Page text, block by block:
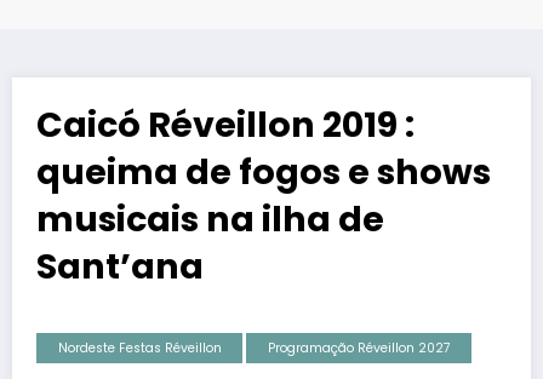
Caicó Réveillon 2019 :
queima de fogos e shows
musicais na ilha de
Sant’ana
Nordeste Festas Réveillon Programação Réveillon 2027